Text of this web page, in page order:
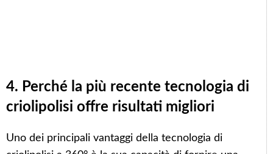
4. Perché la più recente tecnologia di
criolipolisi offre risultati migliori
Uno dei principali vantaggi della tecnologia di